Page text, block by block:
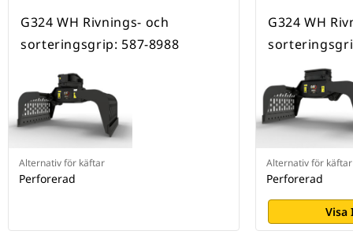
G324 WH Rivnings- och
sorteringsgrip: 587-8988
Alternativ för käftar
Perforerad
G324 WH
Alternativ för käftar
Perforerad
Visa